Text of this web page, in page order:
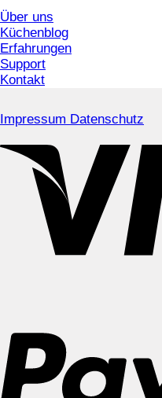
Über uns
Küchenblog
Erfahrungen
Support
Kontakt
Impressum Datenschutz